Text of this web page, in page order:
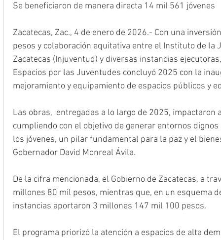
Se beneficiaron de manera directa 14 mil 561 jóvenes
Zacatecas, Zac., 4 de enero de 2026.- Con una
pesos y colaboración equitativa entre el Instituto de la
Zacatecas (Injuventud) y diversas instancias
Espacios por las Juventudes concluyó 2025 con la
mejoramiento y equipamiento de espacios públicos y
Las obras,  entregadas a lo largo de 2025,
cumpliendo con el objetivo de generar entornos
los jóvenes, un pilar fundamental para la paz y el
Gobernador David Monreal Ávila.
De la cifra mencionada, el Gobierno de Zacatecas, a
millones 80 mil pesos, mientras que, en un esquema
instancias aportaron 3 millones 147 mil 100 pesos.
El programa priorizó la atención a espacios de alta